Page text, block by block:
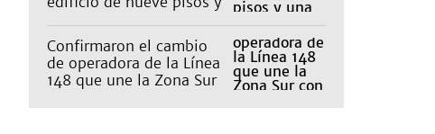
millones
Confirmaron el cambio
de operadora de la Línea
148 que une la Zona Sur